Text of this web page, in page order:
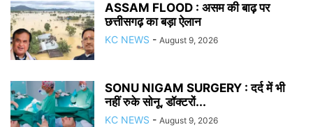
ASSAM FLOOD : असम की बाढ़ पर
छत्तीसगढ़ का बड़ा ऐलान
KC NEWS - August 9, 2026
SONU NIGAM SURGERY : दर्द में भी
नहीं रुके सोनू, डॉक्टरों...
KC NEWS - August 9, 2026